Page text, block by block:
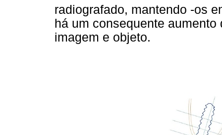
radiografado, mantendo -os
há um consequente
imagem e objeto.